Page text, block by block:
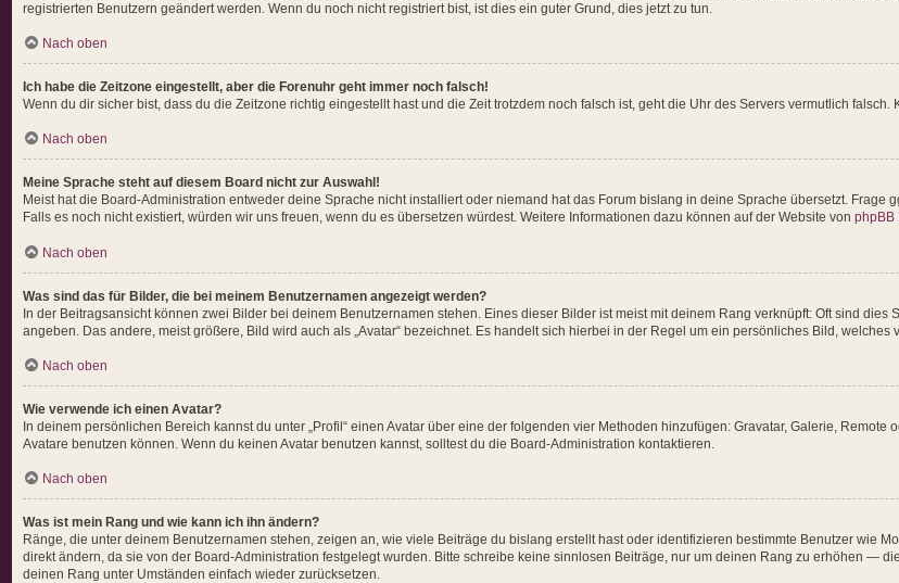
registrierten Benutzern geändert werden. Wenn du noch nicht registriert bist, ist dies ein guter Grund, dies jetzt zu tun.
Nach oben
Ich habe die Zeitzone eingestellt, aber die Forenuhr geht immer noch falsch!
Wenn du dir sicher bist, dass du die Zeitzone richtig eingestellt hast und die Zeit trotzdem noch falsch ist, geht die Uhr des Servers vermutlich
Nach oben
Meine Sprache steht auf diesem Board nicht zur Auswahl!
Meist hat die Board-Administration entweder deine Sprache nicht installiert oder niemand hat das Forum bislang in deine Sprache übersetzt.
Falls es noch nicht existiert, würden wir uns freuen, wenn du es übersetzen würdest. Weitere Informationen dazu können auf der Website von phpBB
Nach oben
Was sind das für Bilder, die bei meinem Benutzernamen angezeigt werden?
In der Beitragsansicht können zwei Bilder bei deinem Benutzernamen stehen. Eines dieser Bilder ist meist mit deinem Rang verknüpft: Oft sind
angeben. Das andere, meist größere, Bild wird auch als „Avatar“ bezeichnet. Es handelt sich hierbei in der Regel um ein persönliches Bild, welches
Nach oben
Wie verwende ich einen Avatar?
In deinem persönlichen Bereich kannst du unter „Profil“ einen Avatar über eine der folgenden vier Methoden hinzufügen: Gravatar, Galerie,
Avatare benutzen können. Wenn du keinen Avatar benutzen kannst, solltest du die Board-Administration kontaktieren.
Nach oben
Was ist mein Rang und wie kann ich ihn ändern?
Ränge, die unter deinem Benutzernamen stehen, zeigen an, wie viele Beiträge du bislang erstellt hast oder identifizieren bestimmte Benutzer wie
direkt ändern, da sie von der Board-Administration festgelegt wurden. Bitte schreibe keine sinnlosen Beiträge, nur um deinen Rang zu erhöhen —
deinen Rang unter Umständen einfach wieder zurücksetzen.